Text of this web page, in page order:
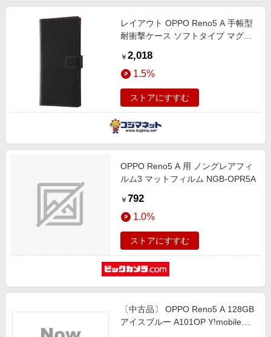
レイアウト OPPO Reno5 A 手帳型
耐衝撃ケース ソフトタイプ マグネ
OPR5ATLC2/BR
￥ 2,018
1.5%
ストアにすすむ
OPPO Reno5 A 用 ノングレアフィ
ルム3 マットフィルム NGB-OPR5A
￥ 792
1.0%
ストアにすすむ
〔中古品〕 OPPO Reno5 A 128GB
アイスブルー A101OP Y!mobile